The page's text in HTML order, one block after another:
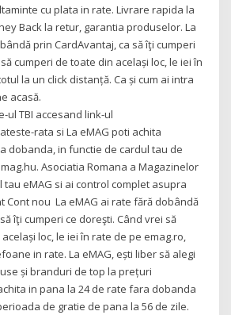
cu plata in rate. Livrare rapida la
Back la retur, garantia produselor. La
prin CardAvantaj, ca să îţi cumperi
cumperi de toate din același loc, le iei în
la un click distanță. Ca și cum ai intra
acasă.
ul TBI accesand link-ul
rata si La eMAG poti achita
dobanda, in functie de cardul tau de
Asociatia Romana a Magazinelor
tau eMAG si ai control complet asupra
Cont nou La eMAG ai rate fără dobândă
îţi cumperi ce doreşti. Când vrei să
loc, le iei în rate de pe emag.ro,
in rate. La eMAG, ești liber să alegi
și branduri de top la prețuri
in pana la 24 de rate fara dobanda
de gratie de pana la 56 de zile.